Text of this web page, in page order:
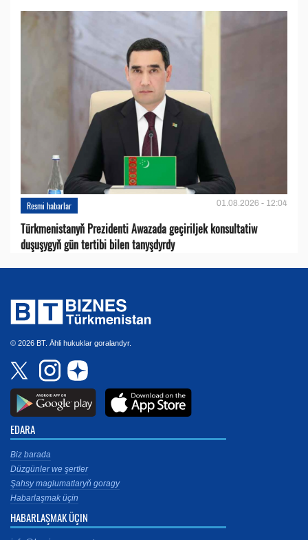
Resmi habarlar 01.08.2026 - 12:04
Türkmenistanyň Prezidenti Awazada geçiriljek konsultatiw
duşuşygyň gün tertibi bilen tanyşdyrdy
© 2026 BT. Ähli hukuklar goralandyr.
EDARA
Biz barada
Düzgünler we şertler
Şahsy maglumatlaryň goragy
Habarlaşmak üçin
HABARLAŞMAK ÜÇIN